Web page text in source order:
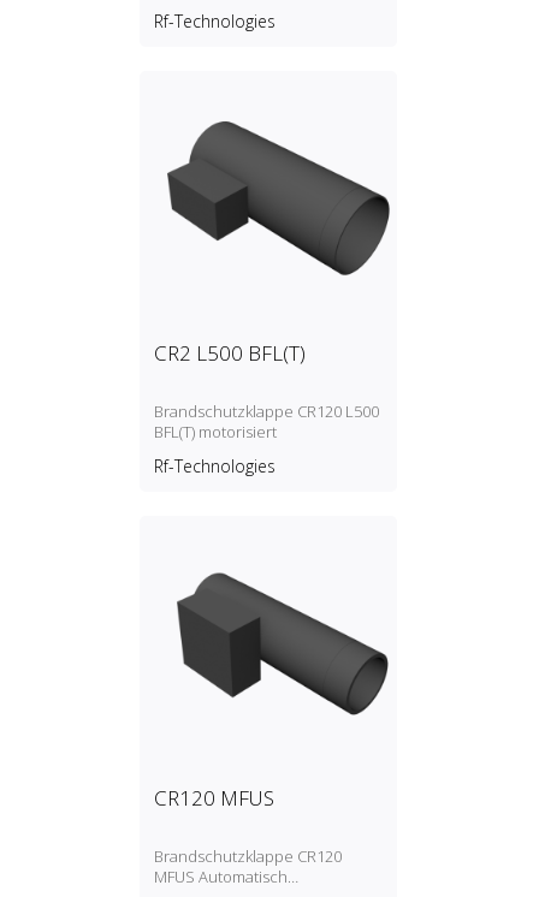
Rf-Technologies
CR2 L500 BFL(T)
Brandschutzklappe CR120 L500
BFL(T) motorisiert
Rf-Technologies
CR120 MFUS
Brandschutzklappe CR120
MFUS Automatisch